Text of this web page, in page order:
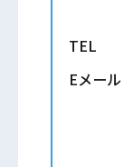
TEL
Eメール